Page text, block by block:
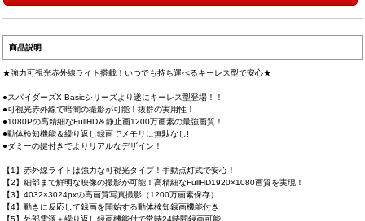
商品説明
★強力可視光赤外線ライト搭載！いつでも持ち運べるキーレス型で安心★
●スパイダーズX Basicシリーズより遂にキーレス型登場！！
●可視光赤外線で暗闇の撮影が可能！抜群の実用性！
●1080Pの高精細なFullHD＆静止画1200万画素の最強画質！
●動体検知機能＆繰り返し録画でメモリに無駄なし!
●ダミーの鍵付きでよりリアルなデザイン！
【1】赤外線ライトは強力な可視光タイプ！手動点灯式で安心！
【2】細部まで鮮明な映像の撮影が可能！高精細なFullHD1920×1080画質を実現！
【3】4032×3024pxの高画質写真撮影（1200万画素保存）
【4】動きに反応して録画を開始する動体検知録画機能付き
【5】外部電源＋繰り返し録画機能付で常時24時間録画可能